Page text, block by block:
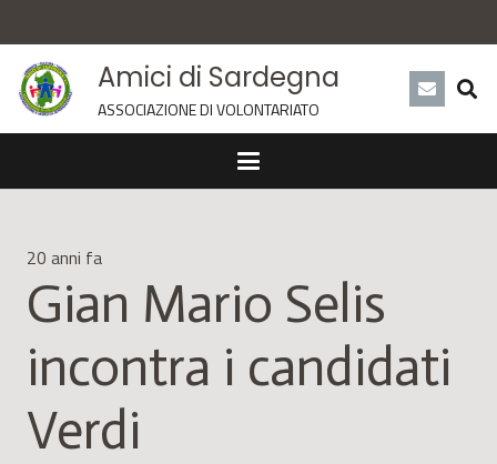
Amici di Sardegna
ASSOCIAZIONE DI VOLONTARIATO
20 anni fa
Gian Mario Selis
incontra i candidati
Verdi